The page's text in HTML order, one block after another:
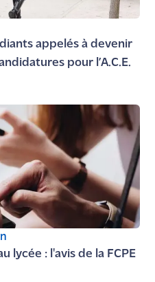
appelés à devenir
pour l’A.C.E.
lycée : l'avis de la FCPE